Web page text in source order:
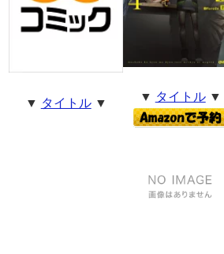
▼ タイトル▼ ▼ タイトル▼